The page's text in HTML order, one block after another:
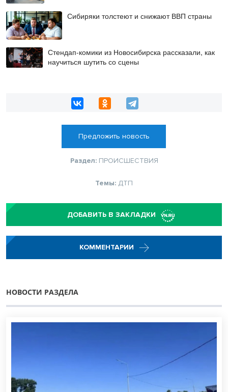
Сибиряки толстеют и снижают ВВП страны
Стендап-комики из Новосибирска рассказали, как
научиться шутить со сцены
Предложить новость
Раздел: ПРОИСШЕСТВИЯ
Темы: ДТП
ДОБАВИТЬ В ЗАКЛАДКИ
КОММЕНТАРИИ
НОВОСТИ РАЗДЕЛА